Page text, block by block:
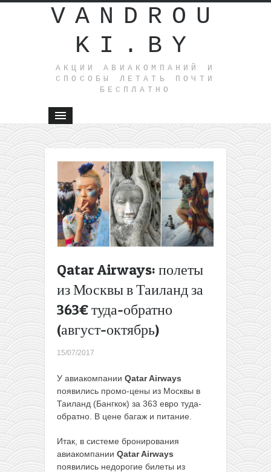
VANDROU
KI.BY
АКЦИИ АВИАКОМПАНИЙ И
СПОСОБЫ ЛЕТАТЬ ПОЧТИ
БЕСПЛАТНО
Qatar Airways: полеты
из Москвы в Таиланд за
363€ туда-обратно
(август-октябрь)
15/07/2017
У авиакомпании Qatar Airways
появились промо-цены из Москвы в
Таиланд (Бангкок) за 363 евро туда-
обратно. В цене багаж и питание.
Итак, в системе бронирования
авиакомпании Qatar Airways
появились недорогие билеты из
22-
дневный
круиз из
Европы
Карибы и
Лайфхак:
карта паролей